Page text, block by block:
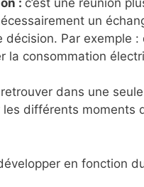
un
Par exemple
la consommation
dans une
différents moments
en fonction